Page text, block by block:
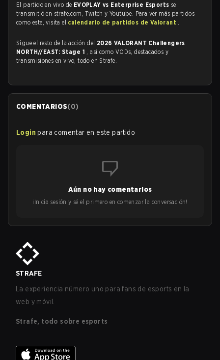
El partido en vivo de EVOPLAY vs Enterprise Esports se
transmitió en strafe.com, Twitch y Youtube. Para ver más partidos
como este, visita el calendario de partidos de Valorant .
Sigue el resto de la acción del 2026 VALORANT Challengers
NORTH//EAST: Stage 1 , así como VODs, destacados y
transmisiones en vivo, todo en Strafe.
COMENTARIOS(0)
Login para comentar en este partido
Aún no hay comentarios
¡Inicia sesión y sé el primero en comenzar la conversación!
STRAFE
La experiencia número uno para fans de esports en la
web y móvil.
Strafe, todo sobre esports